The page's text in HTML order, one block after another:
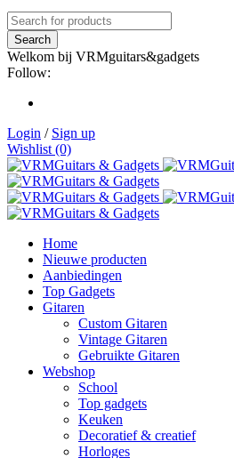
Welkom bij VRMguitars&gadgets
Follow:
Login / Sign up
Wishlist (0)
Home
Nieuwe producten
Aanbiedingen
Top Gadgets
Gitaren
Custom Gitaren
Vintage Gitaren
Gebruikte Gitaren
Webshop
School
Top gadgets
Keuken
Decoratief & creatief
Horloges